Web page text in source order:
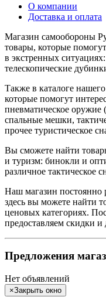
О компании
Доставка и оплата
Магазин самообороны
товары, которые
в экстренных
телескопические
Также в каталоге
которые помогут
пневматическое оружие
спальные мешки,
прочее туристическое
Вы сможете найти
и туризм: бинокли и
различное тактическое
Наш магазин постоянно
здесь вы можете найти
ценовых категориях.
предоставляем скидки
Предложения
Нет объявлений
×Закрыть окно